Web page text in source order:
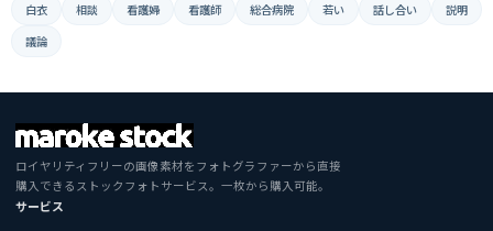
白衣
相談 看護婦 看護師 総合病院 若い 話し合い
説明
議論
ロイヤリティフリーの画像素材をフォトグラファーから直接
購入できるストックフォトサービス。一枚から購入可能。
サービス